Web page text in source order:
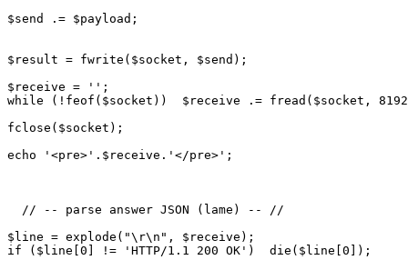
$send .= $payload;
$result = fwrite($socket, $send);
$receive = '';
while (!feof($socket))  $receive .= fread($socket,
fclose($socket);
echo '<pre>'.$receive.'</pre>';
  // -- parse answer JSON (lame) -- //
$line = explode("\r\n", $receive);
if ($line[0] != 'HTTP/1.1 200 OK')  die($line[0]);